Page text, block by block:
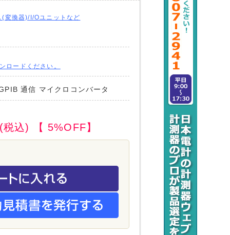
(変換器)/I/Oユニットなど
ロードください。
通信 マイクロコンバータ
込) 【 5%OFF】